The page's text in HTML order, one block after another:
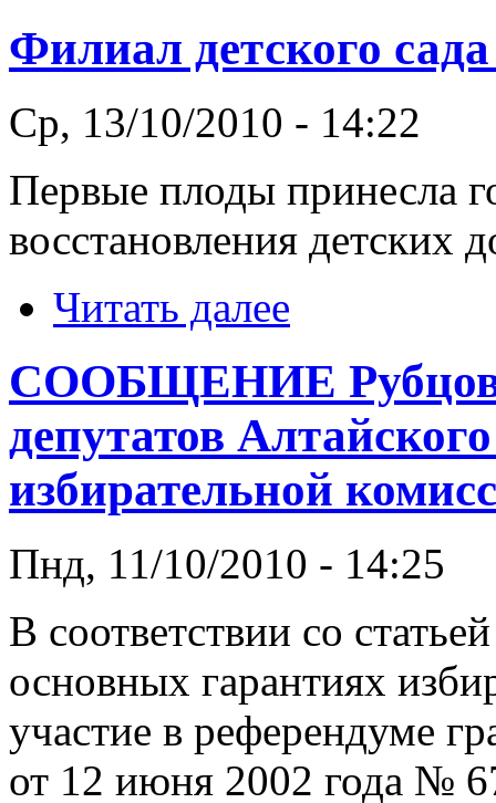
Филиал детского
Ср, 13/10/2010 - 14:22
Первые плоды принесла
восстановления
Читать далее
СООБЩЕНИЕ
депутатов
избирательной
Пнд, 11/10/2010 - 14:25
В соответствии со
основных гарантиях
участие в референдуме
от 12 июня 2002 года №